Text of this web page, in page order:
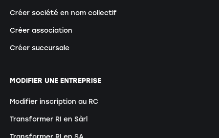
Créer société en nom collectif
Créer association
Créer succursale
MODIFIER UNE ENTREPRISE
Modifier inscription au RC
Transformer RI en Sàrl